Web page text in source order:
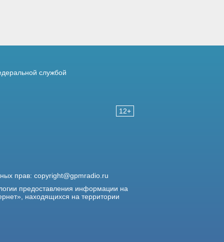
12+
службой
прав: copyright@gpmradio.ru
предоставления информации на
находящихся на территории